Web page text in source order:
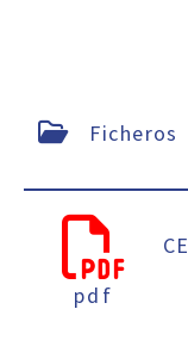
Ficheros
pdf